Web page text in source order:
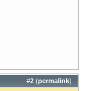
#2 (permalink)